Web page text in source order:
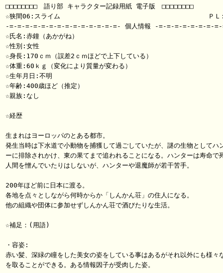
□□□□□□□□　語り部 キャラクター記録用紙 電子版　□□□□□□□□
☆狭間06:スライム                　　　　　　　　　　　　　ＰＬ:
-=-=-=-=-=-=-=-=-=-=-=-=-=-=- 個人情報 -=-=-=-=-=-=-=-
☆氏名:赤鐘（あかがね）
☆性別:女性
☆身長:170ｃｍ（誤差2ｃｍほどで上下している）
☆体重:60ｋｇ（変化により質量が変わる）
☆生年月日:不明
☆年齢:400歳ほど（推定）
☆親族:なし
☆経歴
生まれはヨーロッパのとある都市。
発生当時は下水道で小動物を捕獲して過ごしていたが、謎の生物としてハ
ーに排除されかけ、東の果てまで追われることになる。ハンターは寿命で
人間を憎んでいたりはしないが、ハンターや退魔師が若干苦手。
200年ほど前に日本に渡る。
各地を点々としながら何時からか「しんかん荘」の住人になる。
他の組織や団体に参加せずしんかん荘で酒びたりな生活。
☆補足：(用語)
・容姿:
赤い髪、深緑の瞳をした美女の姿をしている事はあるがそれ以外にも様々
を取ることができる。ある情報因子が受肉した姿。